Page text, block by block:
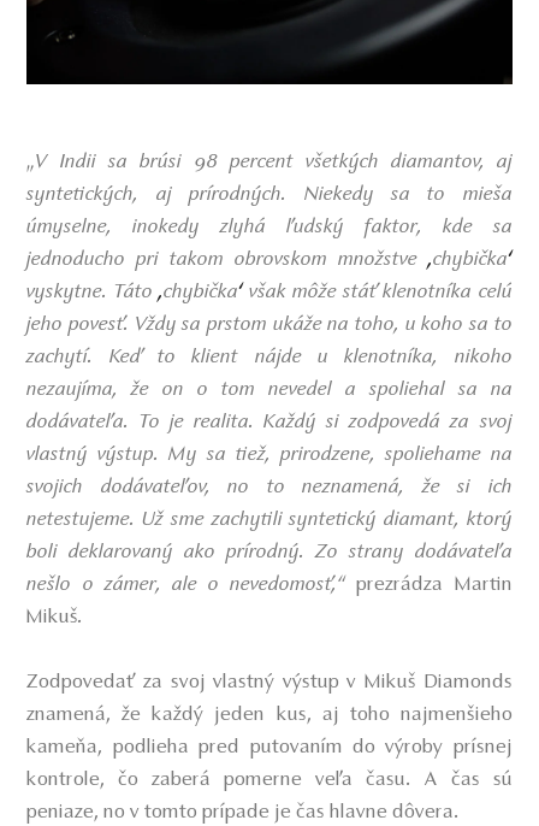
„V Indii sa brúsi 98 percent všetkých diamantov, aj
syntetických, aj prírodných. Niekedy sa to mieša
úmyselne, inokedy zlyhá ľudský faktor, kde sa
jednoducho pri takom obrovskom množstve,chybička‘
vyskytne. Táto,chybička‘však môže stáť klenotníka celú
jeho povesť. Vždy sa prstom ukáže na toho, u koho sa to
zachytí. Keď to klient nájde u klenotníka, nikoho
nezaujíma, že on o tom nevedel a spoliehal sa na
dodávateľa. To je realita. Každý si zodpovedá za svoj
vlastný výstup. My sa tiež, prirodzene, spoliehame na
svojich dodávateľov, no to neznamená, že si ich
netestujeme. Už sme zachytili syntetický diamant, ktorý
boli deklarovaný ako prírodný. Zo strany dodávateľa
nešlo o zámer, ale o nevedomosť,“prezrádza Martin
Mikuš.
Zodpovedať za svoj vlastný výstup v Mikuš Diamonds
znamená, že každý jeden kus, aj toho najmenšieho
kameňa, podlieha pred putovaním do výroby prísnej
kontrole, čo zaberá pomerne veľa času. A čas sú
peniaze, no v tomto prípade je čas hlavne dôvera.